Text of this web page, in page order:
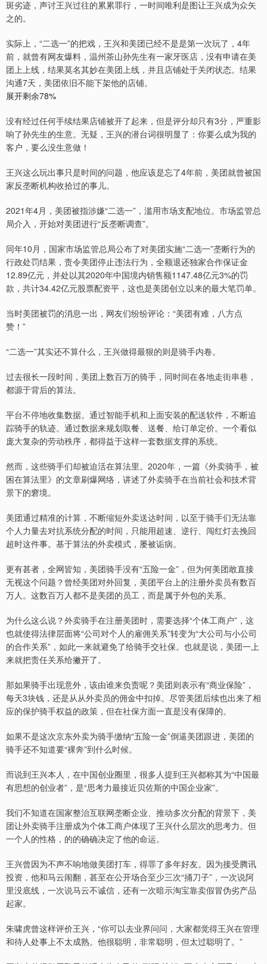
斑劣迹，声讨王兴过往的累累罪行，一时间唯利是图让王兴成为众矢
之的。
实际上，“二选一”的把戏，王兴和美团已经不是是第一次玩了，4年
前，就曾有网友爆料，温州茶山孙先生有一家牙医店，没有申请在美
团上上线，结果莫名其妙在美团上线，并且店铺处于关闭状态。结果
沟通7天，美团依旧不能下架他的店铺。
展开剩余78%
没有经过任何手续结果店铺被开了起来，但是评分却只有3分，严重影
响了孙先生的生意。无疑，王兴的潜台词很明显了：你要么成为我的
客户，要么没生意做！
王兴这么玩出事只是时间的问题，他应该是忘了4年前，美团就曾被国
家反垄断机构收拾过的事儿。
2021年4月，美团被指涉嫌“二选一”，滥用市场支配地位。市场监管总
局介入，开始对美团进行“反垄断调查”。
同年10月，国家市场监管总局公布了对美团实施“二选一”垄断行为的
行政处罚结果，责令美团停止违法行为，全额退还独家合作保证金
12.89亿元，并处以其2020年中国境内销售额1147.48亿元3%的罚
款，共计34.42亿元股票配资平，这也是美团创立以来的最大笔罚单。
当时美团被罚的消息一出，网友们纷纷评论：“美团有难，八方点
赞！”
“二选一”其实还不算什么，王兴做得最狠的则是骑手内卷。
过去很长一段时间，美团上数百万的骑手，同时间在各地走街串巷，
都源于背后的算法。
平台不停地收集数据。通过智能手机和上面安装的配送软件，不断追
踪骑手的轨迹。通过数据来规划取餐、送餐、给订单定价。一个看似
庞大复杂的劳动秩序，都得益于这样一套数据支撑的系统。
然而，这些骑手们却被迫活在算法里。2020年，一篇《外卖骑手，被
困在算法里》的文章刷爆网络，讲述了外卖骑手在当前社会和技术背
景下的窘境。
美团通过精准的计算，不断缩短外卖送达时间，以至于骑手们无法靠
个人力量去对抗系统分配的时间，只能用超速、逆行、闯红灯去挽回
超时这件事。基于算法的外卖模式，屡被诟病。
更有甚者，全网皆知，美团骑手没有“五险一金”，但为何美团敢直接
无视这个问题？曾经美团对外回复，美团平台上的注册外卖员有数百
万人。这数百万人都不是美团的员工，而是属于外包的关系。
为什么这么说？外卖骑手在注册美团时，需要选择“个体工商户”，这
也就使得法律层面将“公司对个人的雇佣关系”转变为“大公司与小公司
的合作关系”，如此一来就避免了给骑手交社保。也就是说，美团一上
来就把责任关系给撇开了。
那如果骑手出现意外，该由谁来负责呢？美团则表示有“商业保险”，
每天3块钱，还是从从外卖员的佣金中扣掉。尽管美团后续也出来了相
应的保护骑手权益的政策，但在社保方面一直是没有保障的。
如果不是这次京东外卖为骑手缴纳“五险一金”倒逼美团跟进，美团的
骑手还不知道要“裸奔”到什么时候。
而说到王兴本人，在中国创业圈里，很多人提到王兴都称其为“中国最
有思想的创业者”，是“思考力最接近贝佐斯的中国企业家”。
我们不知道在国家整治互联网垄断企业、推动多次分配的背景下，美
团让外卖骑手注册成为个体工商户体现了王兴什么层次的思考力。但
一个人的性格，的的确确决定了他的命运。
王兴曾因为不声不响地做美团打车，得罪了多年好友。因为接受腾讯
投资，他和马云闹翻，甚至在公开场合至少三次“捅刀子”，一次说阿
里没底线，一次说马云不诚信，还有一次暗示淘宝靠卖假冒伪劣产品
起家。
朱啸虎曾这样评价王兴，“你可以去业界问问，大家都觉得王兴在管理
和待人处事上不太成熟。他很聪明，非常聪明，但太过聪明了。”